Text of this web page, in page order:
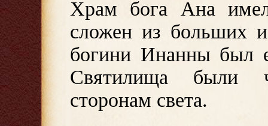
Храм бога Ана
сложен из больших
богини Инанны был
Святилища были
сторонам света.